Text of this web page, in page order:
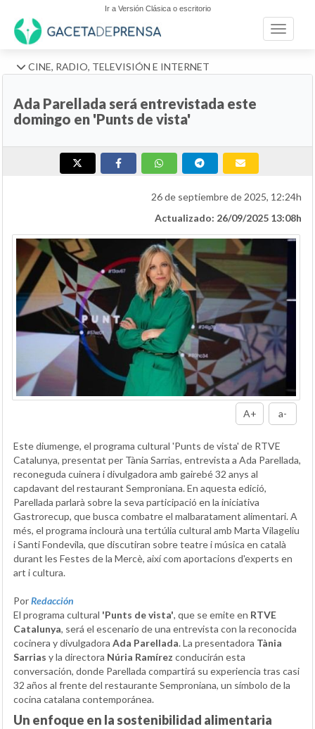
Ir a Versión Clásica o escritorio
Toggle
CINE, RADIO, TELEVISIÓN E INTERNET
Ada Parellada será entrevistada este
domingo en 'Punts de vista'
26 de septiembre de 2025, 12:24h
Actualizado: 26/09/2025 13:08h
A+ a-
Este diumenge, el programa cultural 'Punts de vista' de RTVE
Catalunya, presentat per Tània Sarrias, entrevista a Ada Parellada,
reconeguda cuinera i divulgadora amb gairebé 32 anys al
capdavant del restaurant Semproniana. En aquesta edició,
Parellada parlarà sobre la seva participació en la iniciativa
Gastrorecup, que busca combatre el malbaratament alimentari. A
més, el programa inclourà una tertúlia cultural amb Marta Vilageliu
i Santi Fondevila, que discutiran sobre teatre i música en català
durant les Festes de la Mercè, així com aportacions d'experts en
art i cultura.
PorRedacción
El programa cultural 'Punts de vista', que se emite en RTVE
Catalunya, será el escenario de una entrevista con la reconocida
cocinera y divulgadora Ada Parellada. La presentadora Tània
Sarrias y la directora Núria Ramírez conducirán esta
conversación, donde Parellada compartirá su experiencia tras casi
32 años al frente del restaurante Semproniana, un símbolo de la
cocina catalana contemporánea.
Un enfoque en la sostenibilidad alimentaria